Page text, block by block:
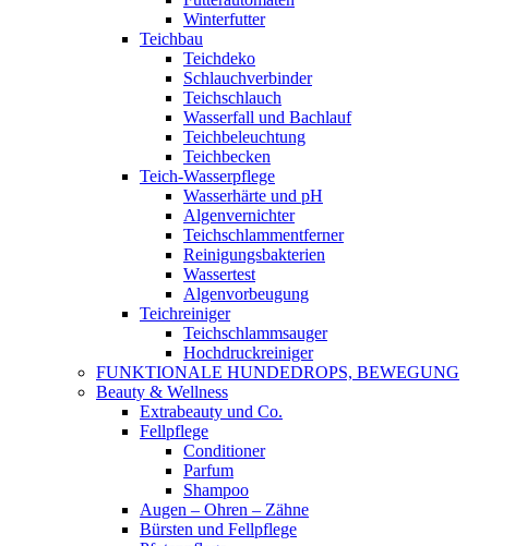
Winterfutter
Teichbau
Teichdeko
Schlauchverbinder
Teichschlauch
Wasserfall und Bachlauf
Teichbeleuchtung
Teichbecken
Teich-Wasserpflege
Wasserhärte und pH
Algenvernichter
Teichschlammentferner
Reinigungsbakterien
Wassertest
Algenvorbeugung
Teichreiniger
Teichschlammsauger
Hochdruckreiniger
FUNKTIONALE HUNDEDROPS, BEWEGUNG
Beauty & Wellness
Extrabeauty und Co.
Fellpflege
Conditioner
Parfum
Shampoo
Augen – Ohren – Zähne
Bürsten und Fellpflege